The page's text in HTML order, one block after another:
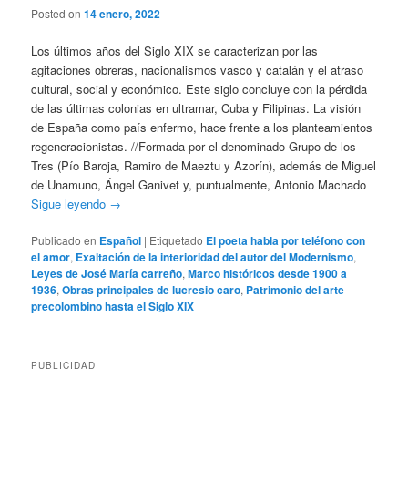
Posted on14 enero, 2022
Los últimos años del Siglo XIX se caracterizan por las
agitaciones obreras, nacionalismos vasco y catalán y el atraso
cultural, social y económico. Este siglo concluye con la pérdida
de las últimas colonias en ultramar, Cuba y Filipinas. La visión
de España como país enfermo, hace frente a los planteamientos
regeneracionistas. //Formada por el denominado Grupo de los
Tres (Pío Baroja, Ramiro de Maeztu y Azorín), además de Miguel
de Unamuno, Ángel Ganivet y, puntualmente, Antonio Machado
Sigue leyendo →
Publicado en Español | Etiquetado El poeta habla por teléfono con
el amor, Exaltación de la interioridad del autor del Modernismo,
Leyes de José María carreño,Marco históricos desde 1900 a
1936,Obras principales de lucresio caro, Patrimonio del arte
precolombino hasta el Siglo XIX
PUBLICIDAD